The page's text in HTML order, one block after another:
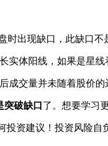
出现缺口，此缺口不
体阳线，如果是星线
交量并未随着股价的
突破缺口 了。想要学习
资建议！投资风险自